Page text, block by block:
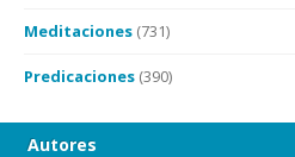
Meditaciones (731)
Predicaciones (390)
Autores